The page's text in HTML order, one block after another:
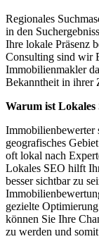
Regionales
in den
Ihre lokale Präsenz
Consulting sind wir
Immobilienmakler
Bekanntheit in ihrer
Warum ist
Immobilienbewerter
geografisches
oft lokal nach
Lokales SEO hilft
besser sichtbar zu
gezielte
können Sie Ihre
zu werden und